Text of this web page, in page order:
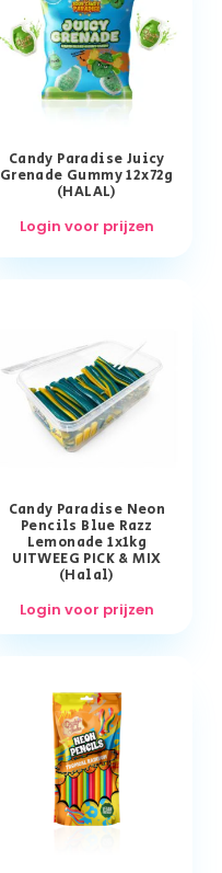
Candy Paradise Juicy
Grenade Gummy 12x72g
(HALAL)
Login voor prijzen
Candy Paradise Neon
Pencils Blue Razz
Lemonade 1x1kg
UITWEEG PICK & MIX
(Halal)
Login voor prijzen